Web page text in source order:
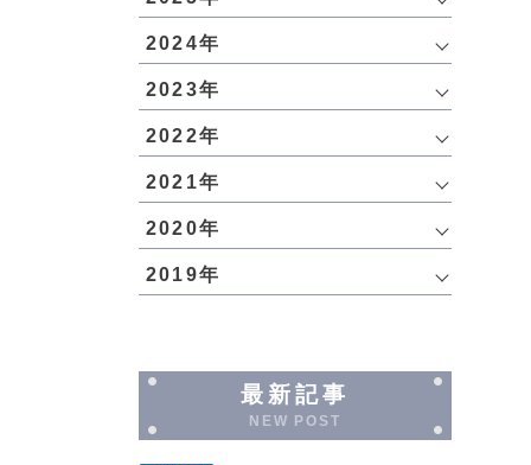
2024年
2023年
2022年
2021年
2020年
2019年
最新記事
NEW POST